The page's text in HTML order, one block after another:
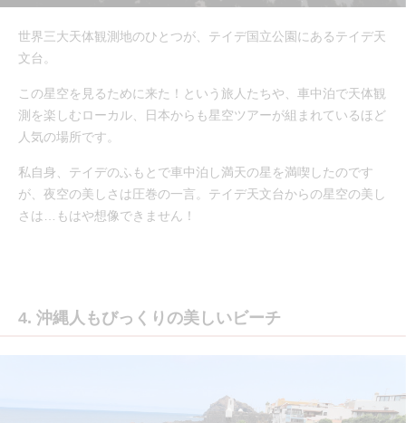
世界三大天体観測地のひとつが、テイデ国立公園にあるテイデ天
文台。
この星空を見るために来た！という旅人たちや、車中泊で天体観
測を楽しむローカル、日本からも星空ツアーが組まれているほど
人気の場所です。
私自身、テイデのふもとで車中泊し満天の星を満喫したのです
が、夜空の美しさは圧巻の一言。テイデ天文台からの星空の美し
さは…もはや想像できません！
4. 沖縄人もびっくりの美しいビーチ